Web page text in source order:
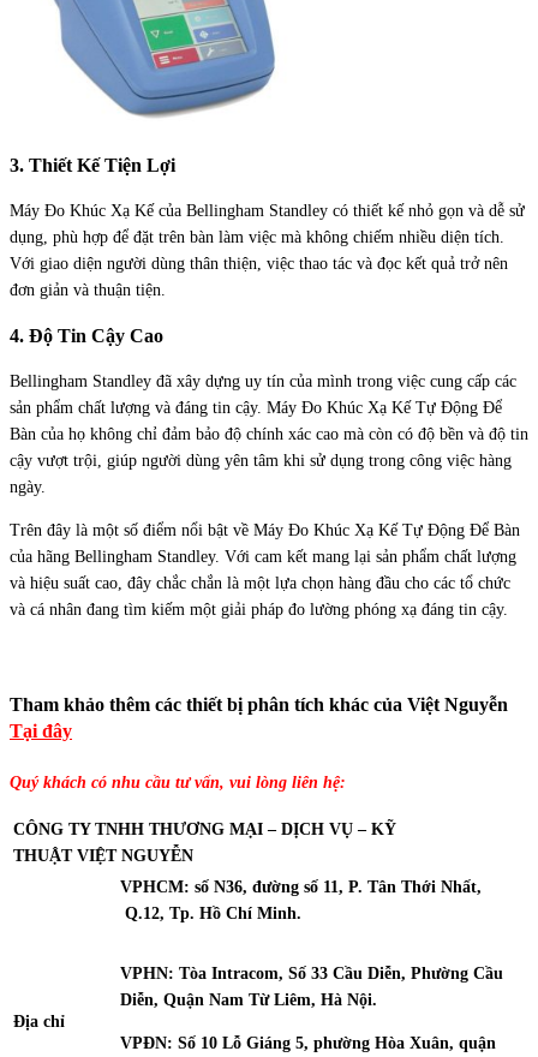
3. Thiết Kế Tiện Lợi
Máy Đo Khúc Xạ Kế của Bellingham Standley có thiết kế nhỏ gọn và dễ sử
dụng, phù hợp để đặt trên bàn làm việc mà không chiếm nhiều diện tích.
Với giao diện người dùng thân thiện, việc thao tác và đọc kết quả trở nên
đơn giản và thuận tiện.
4. Độ Tin Cậy Cao
Bellingham Standley đã xây dựng uy tín của mình trong việc cung cấp các
sản phẩm chất lượng và đáng tin cậy. Máy Đo Khúc Xạ Kế Tự Động Để
Bàn của họ không chỉ đảm bảo độ chính xác cao mà còn có độ bền và độ tin
cậy vượt trội, giúp người dùng yên tâm khi sử dụng trong công việc hàng
ngày.
Trên đây là một số điểm nổi bật về Máy Đo Khúc Xạ Kế Tự Động Để Bàn
của hãng Bellingham Standley. Với cam kết mang lại sản phẩm chất lượng
và hiệu suất cao, đây chắc chắn là một lựa chọn hàng đầu cho các tổ chức
và cá nhân đang tìm kiếm một giải pháp đo lường phóng xạ đáng tin cậy.
Tham khảo thêm các thiết bị phân tích khác của Việt Nguyễn
Tại đây
Quý khách có nhu cầu tư vấn, vui lòng liên hệ:
CÔNG TY TNHH THƯƠNG MẠI – DỊCH VỤ – KỸ
THUẬT VIỆT NGUYỄN
Địa chỉ
VPHCM: số N36, đường số 11, P. Tân Thới Nhất,
Q.12, Tp. Hồ Chí Minh.
VPHN: Tòa Intracom, Số 33 Cầu Diễn, Phường Cầu
Diễn, Quận Nam Từ Liêm, Hà Nội.
VPĐN: Số 10 Lỗ Giáng 5, phường Hòa Xuân, quận